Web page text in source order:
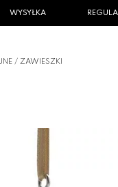
WYSYŁKA
/ ZAWIESZKI